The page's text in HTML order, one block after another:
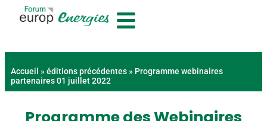
contenu
principal
Accueil »éditions précédentes» Programme webinaires
partenaires 01 juillet 2022